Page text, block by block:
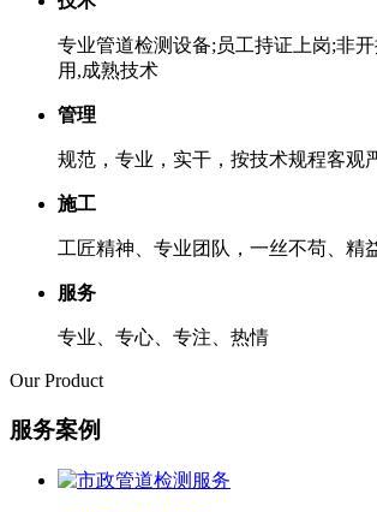
专业管道检测设备;员工持证上岗;非
用,成熟技术
管理
规范，专业，实干，按技术规程客观
施工
工匠精神、专业团队，一丝不苟、精
服务
专业、专心、专注、热情
Our Product
服务案例